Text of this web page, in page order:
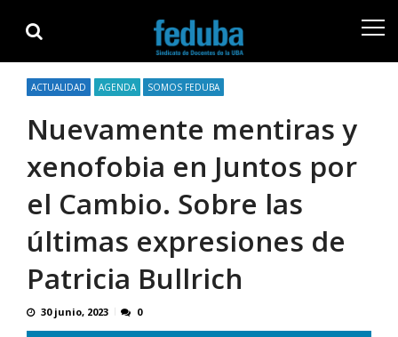
navigation
content
ACTUALIDAD AGENDA SOMOS FEDUBA
Nuevamente mentiras y
xenofobia en Juntos por
el Cambio. Sobre las
últimas expresiones de
Patricia Bullrich
30 junio, 2023 0